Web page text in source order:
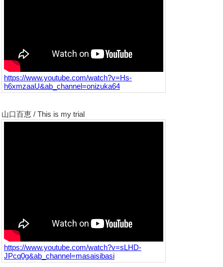
https://www.youtube.com/watch?v=Hs-
h6xmzaaU&ab_channel=onizuka64
山口百恵 / This is my trial
https://www.youtube.com/watch?v=sLHD-
JPcq0g&ab_channel=masaisibasi